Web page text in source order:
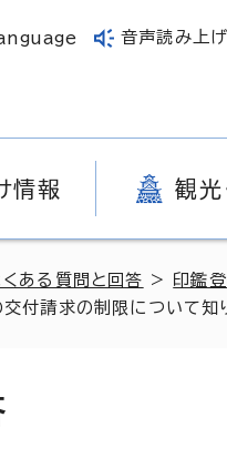
音声読み上げ
情報 観光
ある質問と回答 > 印鑑
交付請求の制限につい